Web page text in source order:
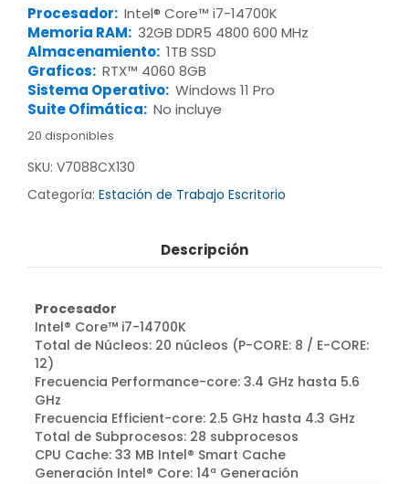
Procesador: Intel® Core™ i7-14700K
Memoria RAM: 32GB DDR5 4800 600 MHz
Almacenamiento: 1TB SSD
Graficos: RTX™ 4060 8GB
Sistema Operativo: Windows 11 Pro
Suite Ofimática: No incluye
20 disponibles
SKU: V7088CX130
Categoría: Estación de Trabajo Escritorio
Descripción
Procesador
Intel® Core™ i7-14700K
Total de Núcleos: 20 núcleos (P-CORE: 8 / E-CORE:
12)
Frecuencia Performance-core: 3.4 GHz hasta 5.6
GHz
Frecuencia Efficient-core: 2.5 GHz hasta 4.3 GHz
Total de Subprocesos: 28 subprocesos
CPU Cache: 33 MB Intel® Smart Cache
Generación Intel® Core: 14ª Generación